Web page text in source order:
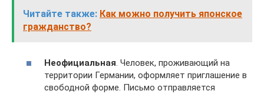
Читайте также: Как можно получить японское
гражданство?
Неофициальная. Человек, проживающий на
территории Германии, оформляет приглашение в
свободной форме. Письмо отправляется